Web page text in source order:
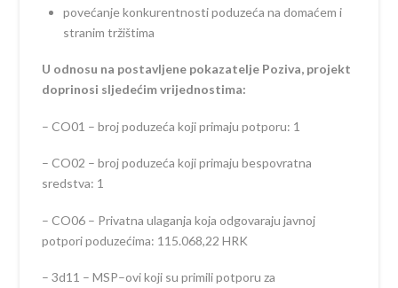
povećanje konkurentnosti poduzeća na domaćem i
stranim tržištima
U odnosu na postavljene pokazatelje Poziva, projekt
doprinosi sljedećim vrijednostima:
– CO01 – broj poduzeća koji primaju potporu: 1
– CO02 – broj poduzeća koji primaju bespovratna
sredstva: 1
– CO06 – Privatna ulaganja koja odgovaraju javnoj
potpori poduzećima: 115.068,22 HRK
– 3d11 – MSP–ovi koji su primili potporu za